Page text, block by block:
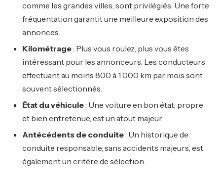
comme les grandes villes, sont privilégiés. Une forte
fréquentation garantit une meilleure exposition des
annonces.
Kilométrage: Plus vous roulez, plus vous êtes
intéressant pour les annonceurs. Les conducteurs
effectuant au moins 800 à 1 000 km par mois sont
souvent sélectionnés.
État du véhicule: Une voiture en bon état, propre
et bien entretenue, est un atout majeur.
Antécédents de conduite: Un historique de
conduite responsable, sans accidents majeurs, est
également un critère de sélection.